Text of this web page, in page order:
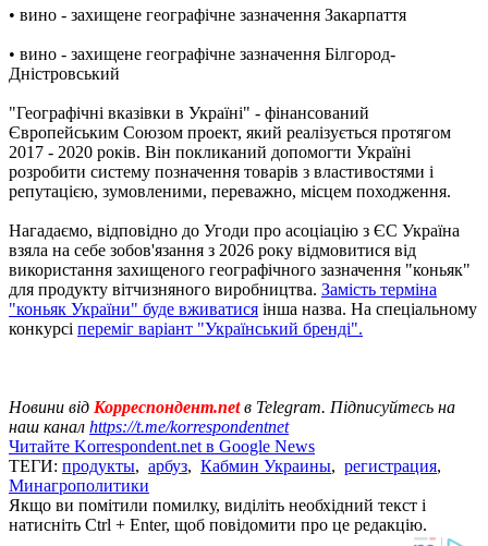
• вино - захищене географічне зазначення Закарпаття
• вино - захищене географічне зазначення Білгород-
Дністровський
"Географічні вказівки в Україні" - фінансований
Європейським Союзом проект, який реалізується протягом
2017 - 2020 років. Він покликаний допомогти Україні
розробити систему позначення товарів з властивостями і
репутацією, зумовленими, переважно, місцем походження.
Нагадаємо, відповідно до Угоди про асоціацію з ЄС Україна
взяла на себе зобов'язання з 2026 року відмовитися від
використання захищеного географічного зазначення "коньяк"
для продукту вітчизняного виробництва. Замість терміна
"коньяк України" буде вживатися інша назва. На спеціальному
конкурсі переміг варіант "Український бренді".
Новини від Корреспондент.netв Telegram. Підписуйтесь на
наш канал https://t.me/korrespondentnet
Читайте Korrespondent.net в Google News
ТЕГИ: продукты, арбуз, Кабмин Украины, регистрация,
Минагрополитики
Якщо ви помітили помилку, виділіть необхідний текст і
натисніть Ctrl + Enter, щоб повідомити про це редакцію.